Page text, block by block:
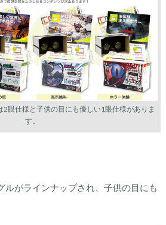
2眼仕様と子供の目にも優しい1眼仕様がありま
す。
ルがラインナップされ、子供の目にも